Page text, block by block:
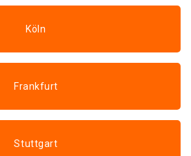
Köln
Frankfurt
Stuttgart